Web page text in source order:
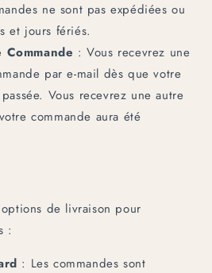
ne sont pas expédiées ou
et jours fériés.
: Vous recevrez une
par e-mail dès que votre
Vous recevrez une autre
commande aura été
de livraison pour
:
: Les commandes sont